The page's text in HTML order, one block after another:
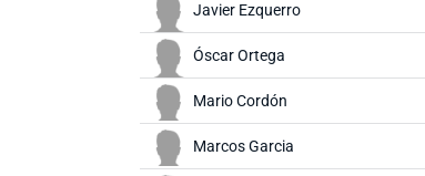
Javier Ezquerro
Óscar Ortega
Mario Cordón
Marcos Garcia